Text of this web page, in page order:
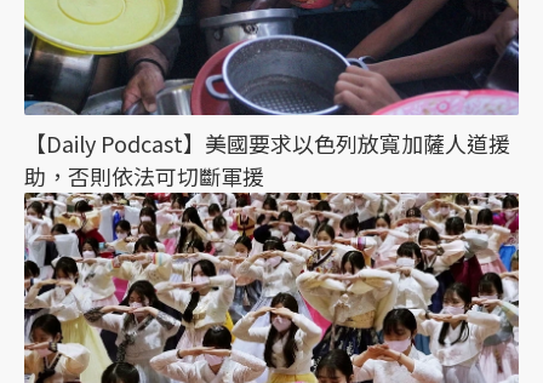
【Daily Podcast】美國要求以色列放寬加薩人道援
助，否則依法可切斷軍援